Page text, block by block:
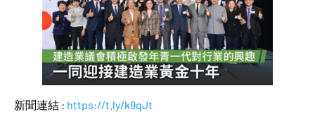
新聞連結 : https://t.ly/k9qJt